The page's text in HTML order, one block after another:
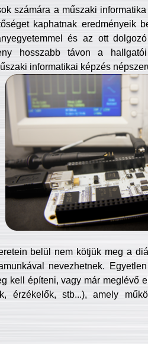
számára a műszaki
kaphatnak eredményeik
és az ott
hosszabb távon a
informatikai képzés
belül nem kötjük meg a
nevezhetnek.
kell építeni, vagy már meglévő
érzékelők, stb...), amely